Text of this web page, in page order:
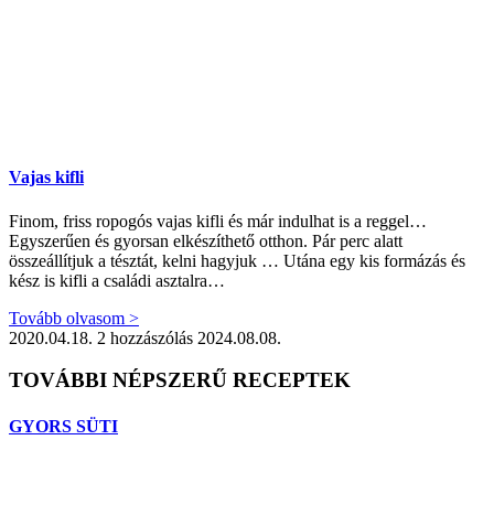
Vajas kifli
Finom, friss ropogós vajas kifli és már indulhat is a reggel…
Egyszerűen és gyorsan elkészíthető otthon. Pár perc alatt
összeállítjuk a tésztát, kelni hagyjuk … Utána egy kis formázás és
kész is kifli a családi asztalra…
Tovább olvasom >
2020.04.18. 2 hozzászólás 2024.08.08.
TOVÁBBI NÉPSZERŰ RECEPTEK
GYORS SÜTI